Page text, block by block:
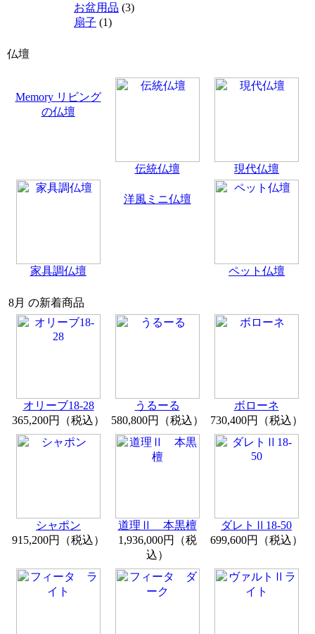
お盆用品 (3)
扇子 (1)
仏壇
Memory リビング
の仏壇
伝統仏壇 現代仏壇
家具調仏壇
洋風ミニ仏壇
ペット仏壇
8月 の新着商品
オリーブ18-28
365,200円（税込）
うるーる
580,800円（税込）
ボローネ
730,400円（税込）
シャポン
915,200円（税込）
道理Ⅱ 本黒檀
1,936,000円（税
込）
ダレトⅡ18-50
699,600円（税込）